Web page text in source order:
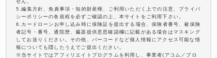
5.編集方針、免責事項・知的財産権、ご利用いただく上での注意、プライバ
シーポリシーの各規程を必ずご確認の上、本サイトをご利用下さい。
6.カードローンお申し込み時に保険証を提出する場合、保険者番号、被保険
者記号・番号、通院歴、臓器提供意思確認欄に記載がある場合はマスキング
してお送りください。その他、バーコードなど個人情報にアクセス可能な情
報についても隠したうえでご提出ください。
※当サイトではアフィリエイトプログラムを利用し、事業者(アコム／プロ